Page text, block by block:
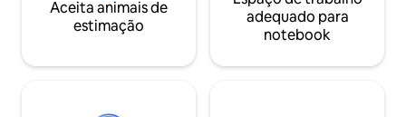
Aceita animais de
estimação
adequado para
notebook